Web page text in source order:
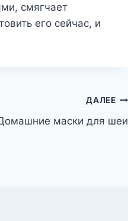
смягчает
его сейчас, и
ДАЛЕЕ
маски для шеи